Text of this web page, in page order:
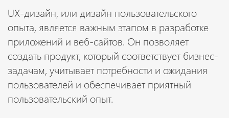
UX-дизайн, или дизайн пользовательского
опыта, является важным этапом в разработке
приложений и веб-сайтов. Он позволяет
создать продукт, который соответствует бизнес-
задачам, учитывает потребности и ожидания
пользователей и обеспечивает приятный
пользовательский опыт.